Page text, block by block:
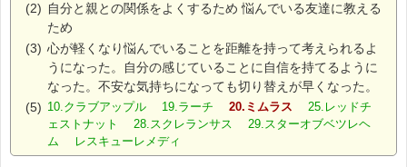
(2) 自分と親との関係をよくするため 悩んでいる友達に教える
ため
(3) 心が軽くなり悩んでいることを距離を持って考えられるよ
うになった。自分の感じていることに自信を持てるように
なった。不安な気持ちになっても切り替えが早くなった。
(5) 10.クラブアップル 19.ラーチ 20.ミムラス
25.レッドチ
ェストナット 28.スクレランサス 29.スターオブベツレヘ
ム レスキューレメディ